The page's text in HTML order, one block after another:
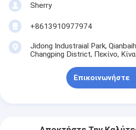
Sherry
+8613910977974
Jidong Industraial Park,
Changping District, Πεκίνο, Κίνα
Επικοινωνήστε